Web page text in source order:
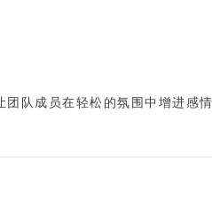
队成员在轻松的氛围中增进感情